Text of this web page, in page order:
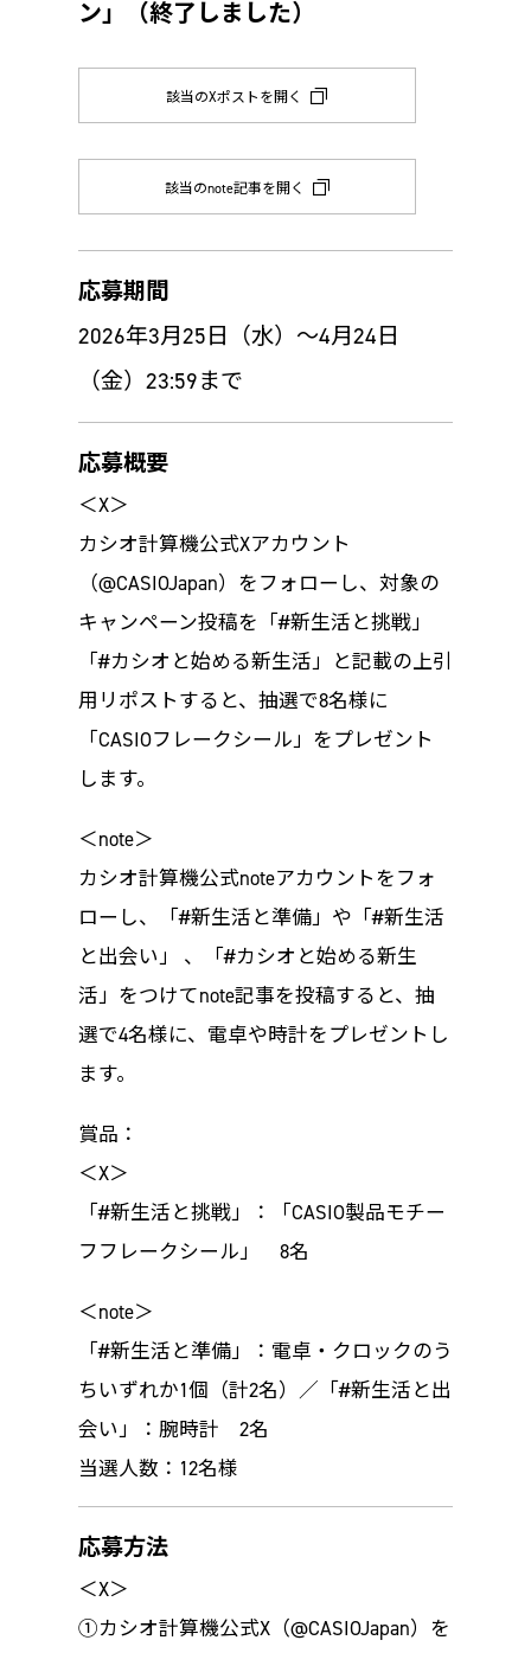
ン」（終了しました）
該当のXポストを開く
該当のnote記事を開く
応募期間
2026年3月25日（水）～4月24日
（金）23:59まで
応募概要
＜X＞
カシオ計算機公式Xアカウント
（@CASIOJapan）をフォローし、対象の
キャンペーン投稿を「#新生活と挑戦」
「#カシオと始める新生活」と記載の上引
用リポストすると、抽選で8名様に
「CASIOフレークシール」をプレゼント
します。
＜note＞
カシオ計算機公式noteアカウントをフォ
ローし、「#新生活と準備」や「#新生活
と出会い」 、「#カシオと始める新生
活」をつけてnote記事を投稿すると、抽
選で4名様に、電卓や時計をプレゼントし
ます。
賞品：
＜X＞
「#新生活と挑戦」：「CASIO製品モチー
フフレークシール」 8名
＜note＞
「#新生活と準備」：電卓・クロックのう
ちいずれか1個（計2名）／「#新生活と出
会い」：腕時計 2名
当選人数：12名様
応募方法
＜X＞
①カシオ計算機公式X（@CASIOJapan）を